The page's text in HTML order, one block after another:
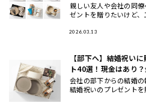
親しい友人や会社の同
ゼントを贈りたいけど
るおすすめ
2026.03.13
【部下へ】結婚祝い
ト40選！現金はあり
会社の部下からの結婚
結婚祝いのプレゼント